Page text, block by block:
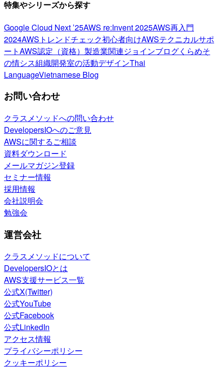
特集やシリーズから探す
Google Cloud Next ’25AWS re:Invent 2025AWS再入門
2024AWSトレンドチェック初心者向けAWSテクニカルサポ
ートAWS認定（資格） 製造業関連ジョインブログくらめそ
の情シス組織開発室の活動デザインThai
LanguageVietnamese Blog
お問い合わせ
クラスメソッドへの問い合わせ
DevelopersIOへのご意見
AWSに関するご相談
資料ダウンロード
メールマガジン登録
セミナー情報
採用情報
会社説明会
勉強会
運営会社
クラスメソッドについて
DevelopersIOとは
AWS支援サービス一覧
公式X(Twitter)
公式YouTube
公式Facebook
公式LinkedIn
アクセス情報
プライバシーポリシー
クッキーポリシー